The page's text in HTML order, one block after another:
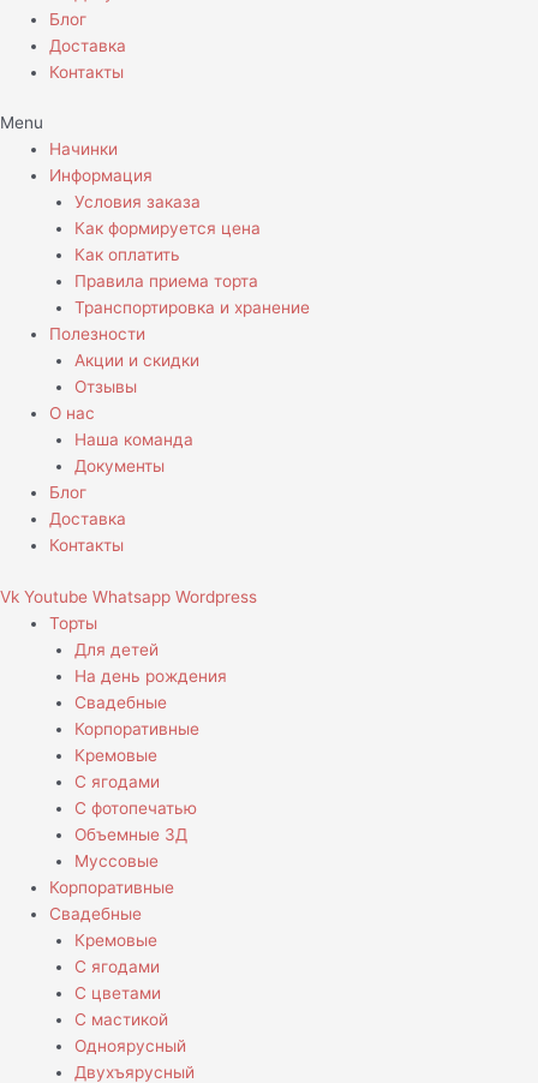
Блог
Доставка
Контакты
Menu
Начинки
Информация
Условия заказа
Как формируется цена
Как оплатить
Правила приема торта
Транспортировка и хранение
Полезности
Акции и скидки
Отзывы
О нас
Наша команда
Документы
Блог
Доставка
Контакты
Vk Youtube Whatsapp Wordpress
Торты
Для детей
На день рождения
Свадебные
Корпоративные
Кремовые
С ягодами
С фотопечатью
Объемные 3Д
Муссовые
Корпоративные
Свадебные
Кремовые
С ягодами
С цветами
С мастикой
Одноярусный
Двухъярусный